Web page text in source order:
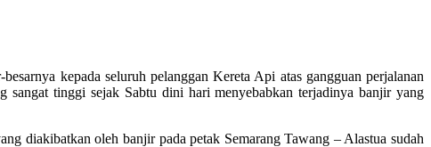
kepada seluruh pelanggan Kereta Api atas gangguan perjalanan
tinggi sejak Sabtu dini hari menyebabkan terjadinya banjir yang
diakibatkan oleh banjir pada petak Semarang Tawang – Alastua sudah